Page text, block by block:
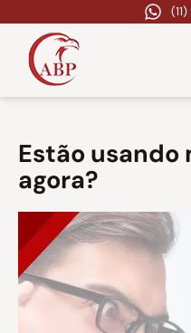
Estão usando
agora?